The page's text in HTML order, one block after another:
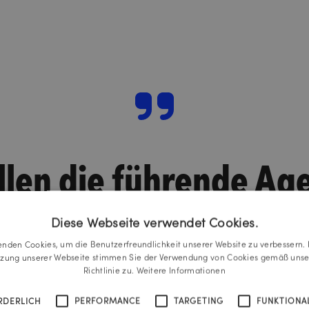
die führende
für den
Einsatz von KI
Diese Webseite verwendet Cookies.
Cookies, um die Benutzerfreundlichkeit unserer Website zu verbessern.
unserer Webseite stimmen Sie der Verwendung von Cookies gemäß
Richtlinie zu. Weitere Informationen
PERFORMANCE TARGETING